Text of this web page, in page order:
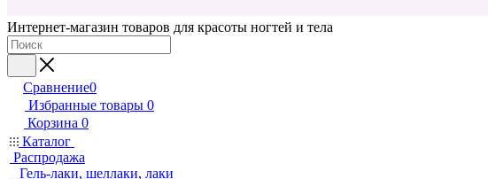
Интернет-магазин товаров для красоты ногтей и тела
Сравнение0
Избранные товары 0
Корзина 0
Каталог
Распродажа
Гель-лаки, шеллаки, лаки